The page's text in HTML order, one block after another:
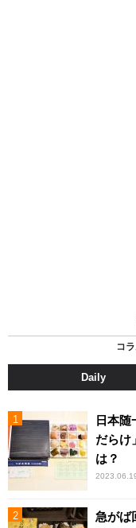
コ
Daily
日本
だらけ
は？
急がば